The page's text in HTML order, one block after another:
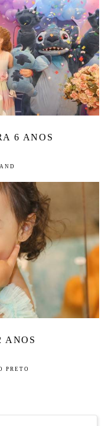
6 ANOS
ANOS
PRETO